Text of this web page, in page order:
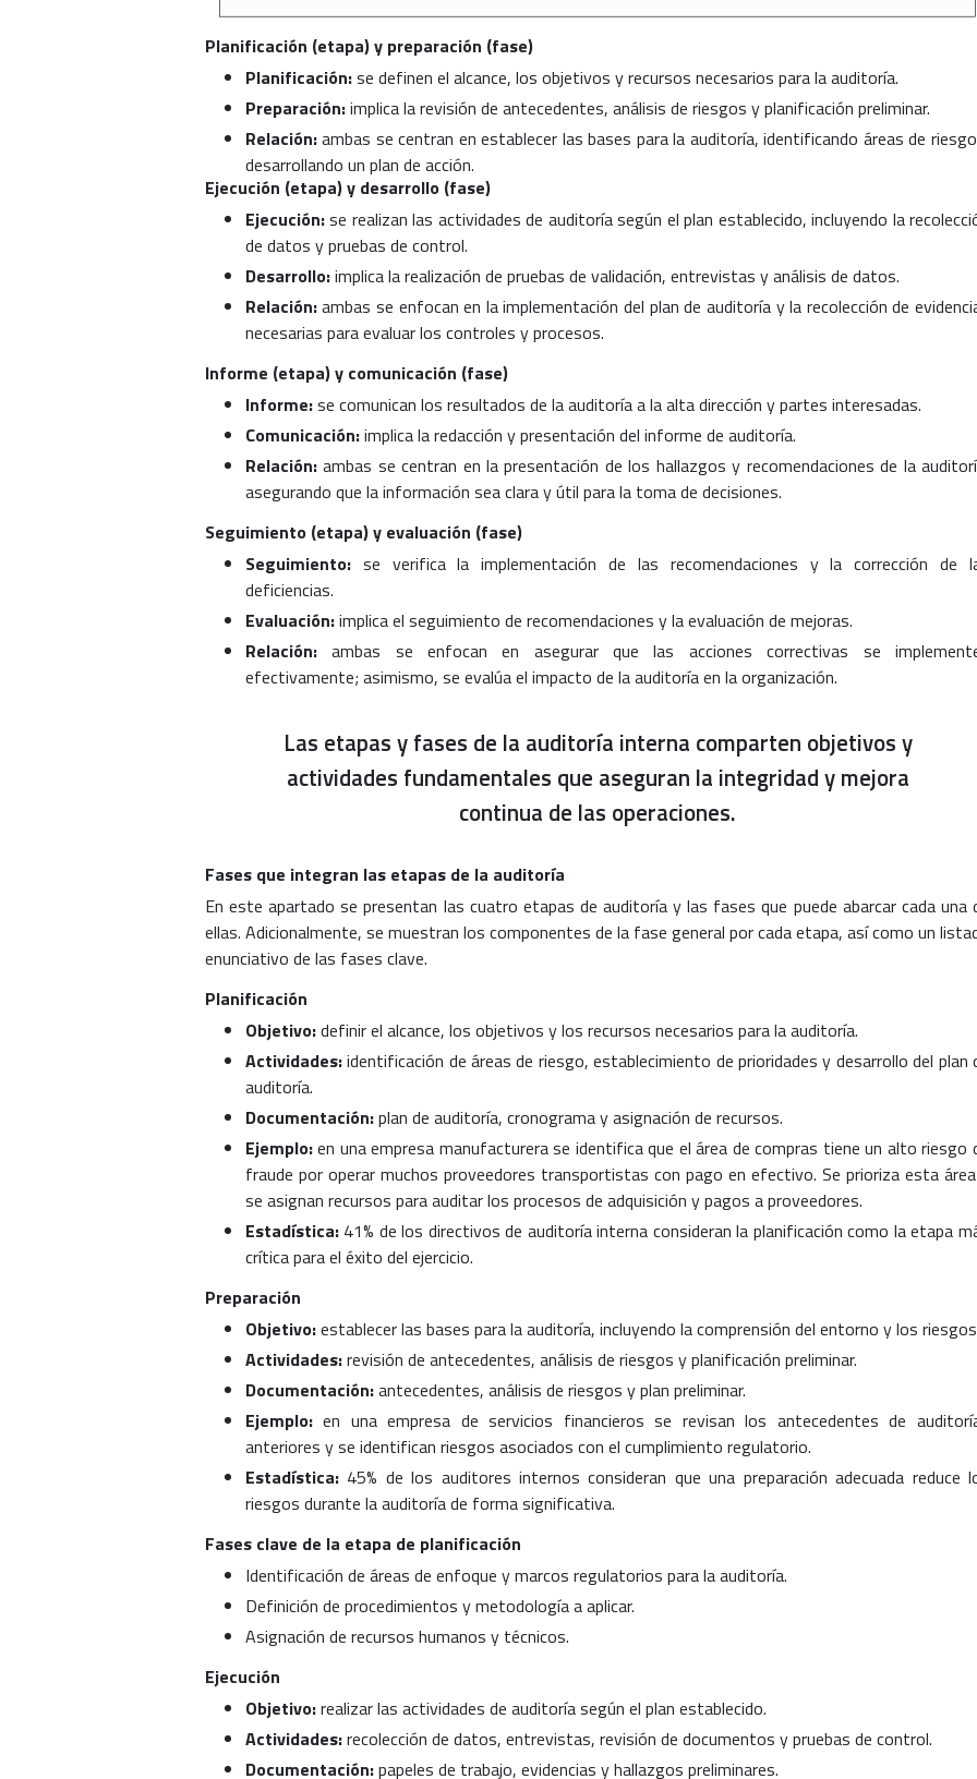
Planificación (etapa) y preparación (fase)
Planificación:se definen el alcance, los objetivos y recursos necesarios para la auditoría.
Preparación:implica la revisión de antecedentes, análisis de riesgos y planificación preliminar.
Relación:ambas se centran en establecer las bases para la auditoría, identificando áreas de
desarrollando un plan de acción.
Ejecución (etapa) y desarrollo (fase)
Ejecución:se realizan las actividades de auditoría según el plan establecido, incluyendo la
de datos y pruebas de control.
Desarrollo:implica la realización de pruebas de validación, entrevistas y análisis de datos.
Relación:ambas se enfocan en la implementación del plan de auditoría y la recolección de
necesarias para evaluar los controles y procesos.
Informe (etapa) y comunicación (fase)
Informe:se comunican los resultados de la auditoría a la alta dirección y partes interesadas.
Comunicación:implica la redacción y presentación del informe de auditoría.
Relación:ambas se centran en la presentación de los hallazgos y recomendaciones de la
asegurando que la información sea clara y útil para la toma de decisiones.
Seguimiento (etapa) y evaluación (fase)
Seguimiento: se verifica la implementación de las recomendaciones y la corrección de
deficiencias.
Evaluación:implica el seguimiento de recomendaciones y la evaluación de mejoras.
Relación:ambas se enfocan en asegurar que las acciones correctivas se
efectivamente; asimismo, se evalúa el impacto de la auditoría en la organización.
Las etapas y fases de la auditoría interna comparten objetivos y
actividades fundamentales que aseguran la integridad y mejora
continua de las operaciones.
Fases que integran las etapas de la auditoría
En este apartado se presentan las cuatro etapas de auditoría y las fases que puede abarcar cada una
ellas. Adicionalmente, se muestran los componentes de la fase general por cada etapa, así como un
enunciativo de las fases clave.
Planificación
Objetivo:definir el alcance, los objetivos y los recursos necesarios para la auditoría.
Actividades:identificación de áreas de riesgo, establecimiento de prioridades y desarrollo del plan
auditoría.
Documentación:plan de auditoría, cronograma y asignación de recursos.
Ejemplo:en una empresa manufacturera se identifica que el área de compras tiene un alto riesgo
fraude por operar muchos proveedores transportistas con pago en efectivo. Se prioriza esta
se asignan recursos para auditar los procesos de adquisición y pagos a proveedores.
Estadística: 41% de los directivos de auditoría interna consideran la planificación como la etapa
crítica para el éxito del ejercicio.
Preparación
Objetivo:establecer las bases para la auditoría, incluyendo la comprensión del entorno y los
Actividades:revisión de antecedentes, análisis de riesgos y planificación preliminar.
Documentación:antecedentes, análisis de riesgos y plan preliminar.
Ejemplo:en una empresa de servicios financieros se revisan los antecedentes de
anteriores y se identifican riesgos asociados con el cumplimiento regulatorio.
Estadística: 45% de los auditores internos consideran que una preparación adecuada reduce
riesgos durante la auditoría de forma significativa.
Fases clave de la etapa de planificación
Identificación de áreas de enfoque y marcos regulatorios para la auditoría.
Definición de procedimientos y metodología a aplicar.
Asignación de recursos humanos y técnicos.
Ejecución
Objetivo:realizar las actividades de auditoría según el plan establecido.
Actividades:recolección de datos, entrevistas, revisión de documentos y pruebas de control.
Documentación:papeles de trabajo, evidencias y hallazgos preliminares.